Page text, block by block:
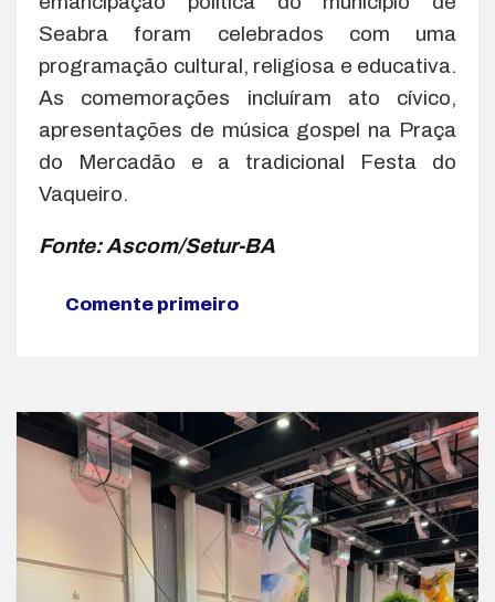
Seabra foram celebrados com uma
programação cultural, religiosa e educativa.
As comemorações incluíram ato cívico,
apresentações de música gospel na Praça
do Mercadão e a tradicional Festa do
Vaqueiro.
Fonte: Ascom/Setur-BA
Comente primeiro